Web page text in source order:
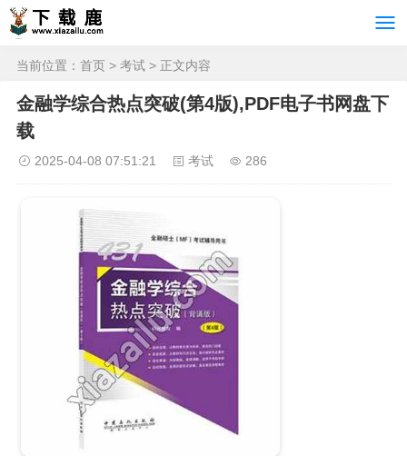
当前位置： 首页 > 考试 > 正文内容
金融学综合热点突破(第4版),PDF电子书网盘下
载
2025-04-08 07:51:21 考试 286